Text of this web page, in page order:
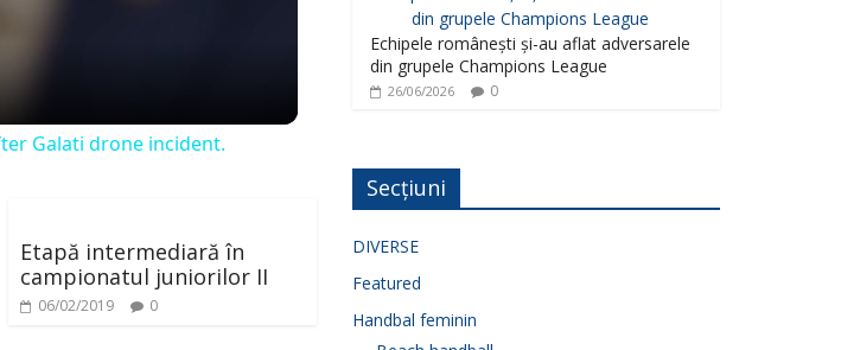
Galati drone incident.
Etapă intermediară în
campionatul juniorilor II
06/02/2019 0
Echipele românești și-au aflat adversarele
din grupele Champions League
26/06/2026 0
Secțiuni
DIVERSE
Featured
Handbal feminin